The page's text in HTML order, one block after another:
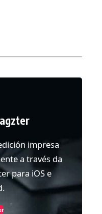
impresa
a través da
para iOS e